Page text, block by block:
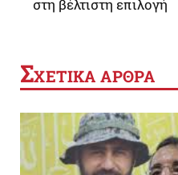
στη βέλτιστη επιλογή
ΣΧΕΤΙΚΑ ΑΡΘΡΑ